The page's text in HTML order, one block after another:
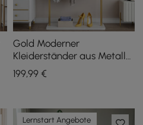
Gold Moderner
Kleiderständer aus Metall
mit Haken und
Marmorsockel
199,99€
Lernstart Angebote